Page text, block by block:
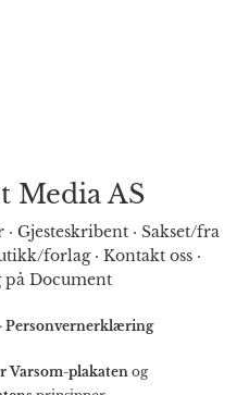
Media AS
· Gjesteskribent · Sakset/fra
forlag· Kontakt oss·
på Document
· Personvernerklæring
Varsom-plakaten og